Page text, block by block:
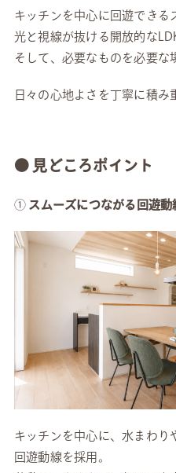
キッチンを中心に回遊できる
光と視線が抜ける開放的な
そして、必要なものを必要な
日々の心地よさを丁寧に積み
● 見どころポイント
① スムーズにつながる回遊動
キッチンを中心に、水まわり
回遊動線を採用。